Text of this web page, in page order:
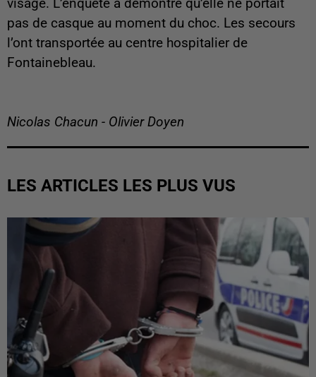
visage. L’enquête a démontré qu’elle ne portait
pas de casque au moment du choc. Les secours
l’ont transportée au centre hospitalier de
Fontainebleau.
Nicolas Chacun - Olivier Doyen
LES ARTICLES LES PLUS VUS